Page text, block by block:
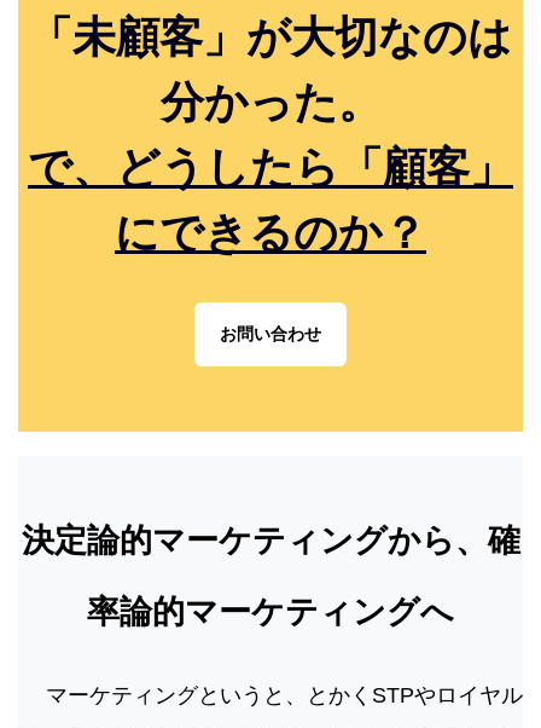
「未顧客」が大切なのは
分かった。
で、どうしたら「顧客」
にできるのか？
お問い合わせ
決定論的マーケティングから、確
率論的マーケティングへ
マーケティングというと、とかくSTPやロイヤル